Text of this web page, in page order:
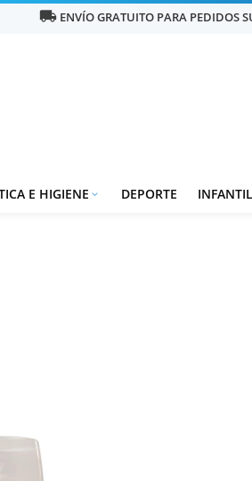
local_shippingENVÍO GRATUITO PARA PEDIDOS

E HIGIENE DEPORTE INFANTIL